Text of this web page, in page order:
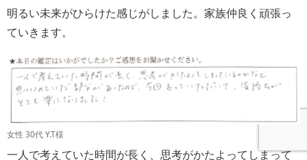
明るい未来がひらけた感じがしました。家族仲良く頑張っ
ていきます。
女性 30代 Y.T様
一人で考えていた時間が長く、思考がかたよってしまって